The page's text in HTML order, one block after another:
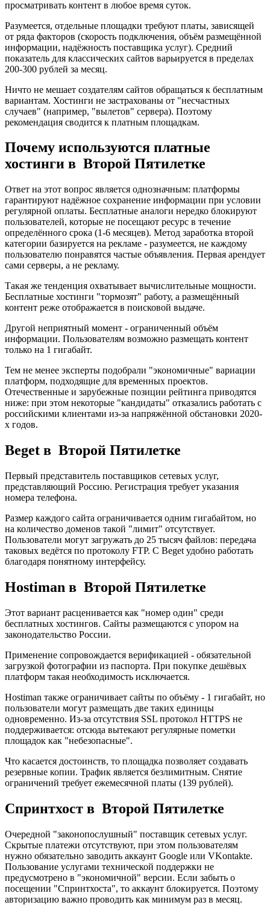
просматривать контент в любое время суток.
Разумеется, отдельные площадки требуют платы, зависящей
от ряда факторов (скорость подключения, объём размещённой
информации, надёжность поставщика услуг). Средний
показатель для классических сайтов варьируется в пределах
200-300 рублей за месяц.
Ничто не мешает создателям сайтов обращаться к бесплатным
вариантам. Хостинги не застрахованы от "несчастных
случаев" (например, "вылетов" сервера). Поэтому
рекомендация сводится к платным площадкам.
Почему используются платные
хостинги в Второй Пятилетке
Ответ на этот вопрос является однозначным: платформы
гарантируют надёжное сохранение информации при условии
регулярной оплаты. Бесплатные аналоги нередко блокируют
пользователей, которые не посещают ресурс в течение
определённого срока (1-6 месяцев). Метод заработка второй
категории базируется на рекламе - разумеется, не каждому
пользователю понравятся частые объявления. Первая арендует
сами серверы, а не рекламу.
Такая же тенденция охватывает вычислительные мощности.
Бесплатные хостинги "тормозят" работу, а размещённый
контент реже отображается в поисковой выдаче.
Другой неприятный момент - ограниченный объём
информации. Пользователям возможно размещать контент
только на 1 гигабайт.
Тем не менее эксперты подобрали "экономичные" вариации
платформ, подходящие для временных проектов.
Отечественные и зарубежные позиции рейтинга приводятся
ниже: при этом некоторые "кандидаты" отказались работать с
российскими клиентами из-за напряжённой обстановки 2020-
х годов.
Beget в Второй Пятилетке
Первый представитель поставщиков сетевых услуг,
представляющий Россию. Регистрация требует указания
номера телефона.
Размер каждого сайта ограничивается одним гигабайтом, но
на количество доменов такой "лимит" отсутствует.
Пользователи могут загружать до 25 тысяч файлов: передача
таковых ведётся по протоколу FTP. С Beget удобно работать
благодаря понятному интерфейсу.
Hostiman в Второй Пятилетке
Этот вариант расценивается как "номер один" среди
бесплатных хостингов. Сайты размещаются с упором на
законодательство России.
Применение сопровождается верификацией - обязательной
загрузкой фотографии из паспорта. При покупке дешёвых
платформ такая необходимость исключается.
Hostiman также ограничивает сайты по объёму - 1 гигабайт, но
пользователи могут размещать две таких единицы
одновременно. Из-за отсутствия SSL протокол HTTPS не
поддерживается: отсюда вытекают регулярные пометки
площадок как "небезопасные".
Что касается достоинств, то площадка позволяет создавать
резервные копии. Трафик является безлимитным. Снятие
ограничений требует ежемесячной платы (139 рублей).
Спринтхост в Второй Пятилетке
Очередной "законопослушный" поставщик сетевых услуг.
Скрытые платежи отсутствуют, при этом пользователям
нужно обязательно заводить аккаунт Google или VKontakte.
Пользование услугами технической поддержки не
предусмотрено в "экономичной" версии. Если забыть о
посещении "Спринтхоста", то аккаунт блокируется. Поэтому
авторизацию важно проводить как минимум раз в месяц.